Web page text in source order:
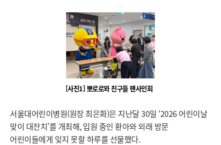
[사진1] 뽀로로와 친구들 팬사인회
서울대어린이병원(원장 최은화)은 지난달 30일 ‘2026 어린이날
맞이 대잔치’를 개최해, 입원 중인 환아와 외래 방문
어린이들에게 잊지 못할 하루를 선물했다.